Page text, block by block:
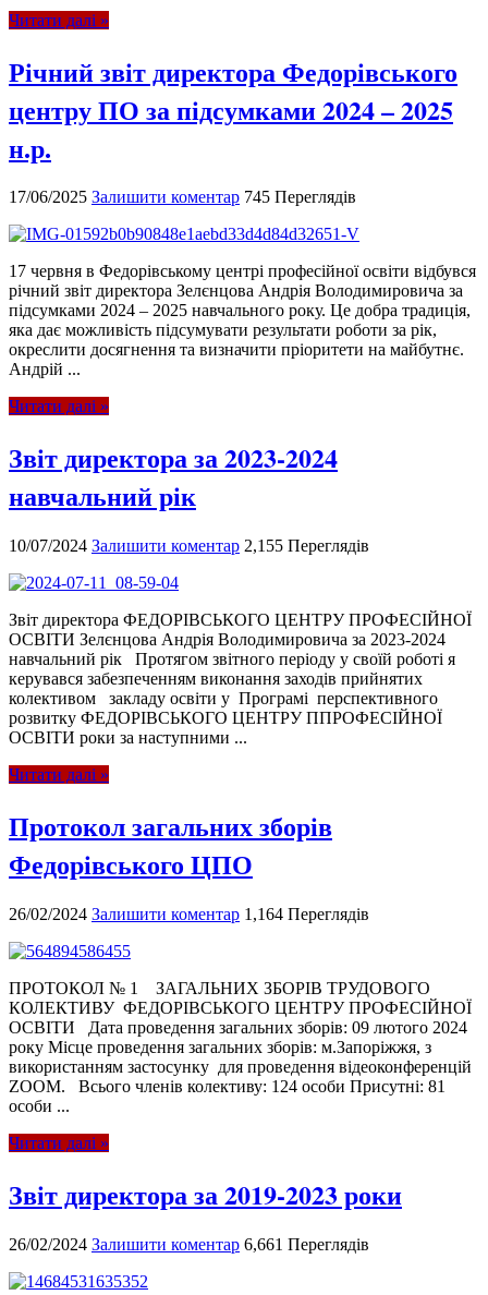
Читати далі »
Річний звіт директора Федорівського
центру ПО за підсумками 2024 – 2025
н.р.
17/06/2025 Залишити коментар 745 Переглядів
17 червня в Федорівському центрі професійної освіти відбувся
річний звіт директора Зелєнцова Андрія Володимировича за
підсумками 2024 – 2025 навчального року. Це добра традиція,
яка дає можливість підсумувати результати роботи за рік,
окреслити досягнення та визначити пріоритети на майбутнє.
Андрій ...
Читати далі »
Звіт директора за 2023-2024
навчальний рік
10/07/2024 Залишити коментар 2,155 Переглядів
Звіт директора ФЕДОРІВСЬКОГО ЦЕНТРУ ПРОФЕСІЙНОЇ
ОСВІТИ Зелєнцова Андрія Володимировича за 2023-2024
навчальний рік Протягом звітного періоду у своїй роботі я
керувався забезпеченням виконання заходів прийнятих
колективом закладу освіти у Програмі перспективного
розвитку ФЕДОРІВСЬКОГО ЦЕНТРУ ППРОФЕСІЙНОЇ
ОСВІТИ роки за наступними ...
Читати далі »
Протокол загальних зборів
Федорівського ЦПО
26/02/2024 Залишити коментар 1,164 Переглядів
ПРОТОКОЛ № 1 ЗАГАЛЬНИХ ЗБОРІВ ТРУДОВОГО
КОЛЕКТИВУ ФЕДОРІВСЬКОГО ЦЕНТРУ ПРОФЕСІЙНОЇ
ОСВІТИ Дата проведення загальних зборів: 09 лютого 2024
року Місце проведення загальних зборів: м.Запоріжжя, з
використанням застосунку для проведення відеоконференцій
ZООМ. Всього членів колективу: 124 особи Присутні: 81
особи ...
Читати далі »
Звіт директора за 2019-2023 роки
26/02/2024 Залишити коментар 6,661 Переглядів